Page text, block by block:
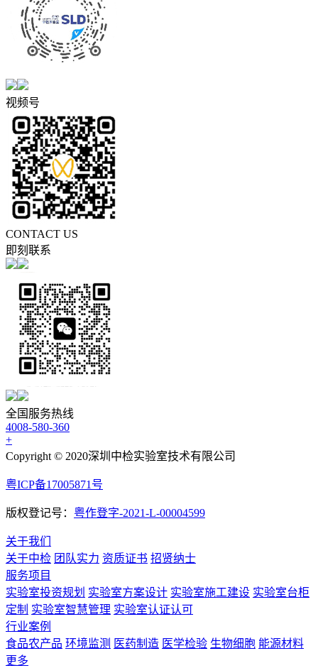
视频号
CONTACT US
即刻联系
全国服务热线
4008-580-360
+
Copyright © 2020深圳中检实验室技术有限公司
粤ICP备17005871号
版权登记号： 粤作登字-2021-L-00004599
关于我们
关于中检 团队实力 资质证书 招贤纳士
服务项目
实验室投资规划 实验室方案设计 实验室施工建设 实验室台柜
定制 实验室智慧管理 实验室认证认可
行业案例
食品农产品 环境监测 医药制造 医学检验 生物细胞 能源材料
更多